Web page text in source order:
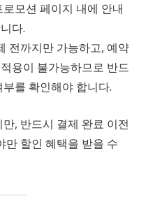
모션 페이지 내에 안내
다.
전까지만 가능하고, 예약
용이 불가능하므로 반드
를 확인해야 합니다.
, 반드시 결제 완료 이전
만 할인 혜택을 받을 수